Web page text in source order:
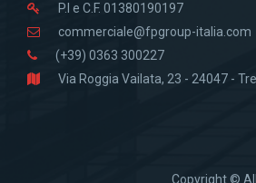
P.I e C.F. 01380190197
commerciale@fpgroup-italia.com
(+39) 0363 300227
Via Roggia Vailata, 23 - 24047 -
Copyright ©